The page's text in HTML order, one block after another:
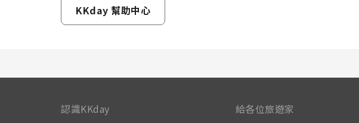
KKday 幫助中心
認識KKday 給各位旅遊家